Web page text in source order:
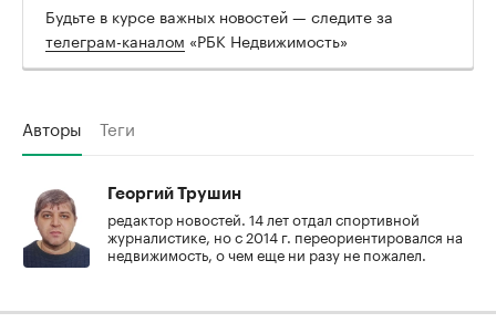
Будьте в курсе важных новостей — следите за
телеграм-каналом «РБК Недвижимость»
Авторы Теги
Георгий Трушин
редактор новостей. 14 лет отдал спортивной
журналистике, но с 2014 г. переориентировался на
недвижимость, о чем еще ни разу не пожалел.